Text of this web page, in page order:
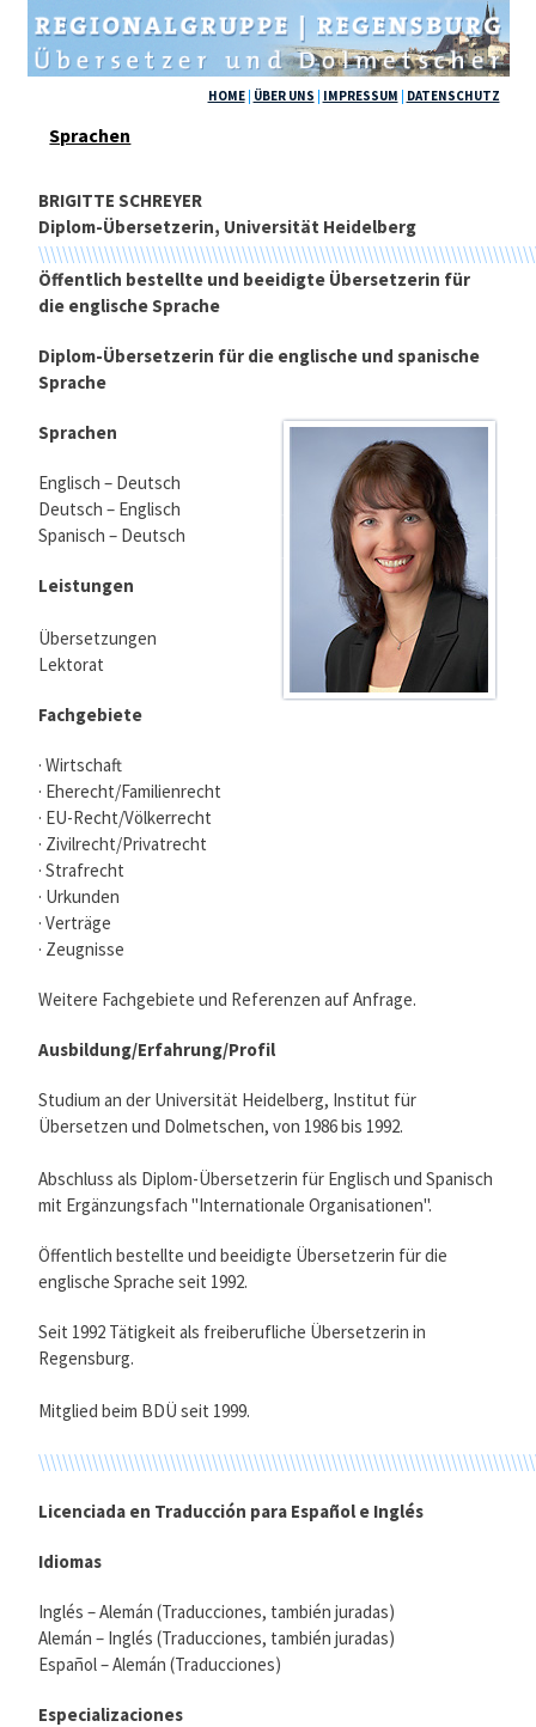
HOME| ÜBER UNS | IMPRESSUM | DATENSCHUTZ
Sprachen
BRIGITTE SCHREYER
Diplom-Übersetzerin, Universität Heidelberg
Öffentlich bestellte und beeidigte Übersetzerin für
die englische Sprache
Diplom-Übersetzerin für die englische und spanische
Sprache
Sprachen
Englisch – Deutsch
Deutsch – Englisch
Spanisch – Deutsch
Leistungen
Übersetzungen
Lektorat
Fachgebiete
· Wirtschaft
· Eherecht/Familienrecht
· EU-Recht/Völkerrecht
· Zivilrecht/Privatrecht
· Strafrecht
· Urkunden
· Verträge
· Zeugnisse
Weitere Fachgebiete und Referenzen auf Anfrage.
Ausbildung/Erfahrung/Profil
Studium an der Universität Heidelberg, Institut für
Übersetzen und Dolmetschen, von 1986 bis 1992.
Abschluss als Diplom-Übersetzerin für Englisch und Spanisch
mit Ergänzungsfach "Internationale Organisationen".
Öffentlich bestellte und beeidigte Übersetzerin für die
englische Sprache seit 1992.
Seit 1992 Tätigkeit als freiberufliche Übersetzerin in
Regensburg.
Mitglied beim BDÜ seit 1999.
Licenciada en Traducción para Español e Inglés
Idiomas
Inglés – Alemán (Traducciones, también juradas)
Alemán – Inglés (Traducciones, también juradas)
Español – Alemán (Traducciones)
Especializaciones